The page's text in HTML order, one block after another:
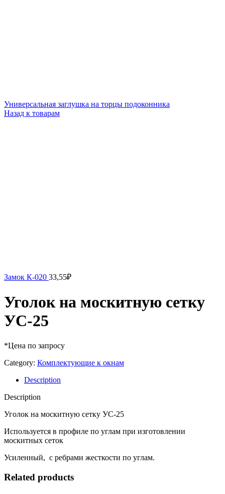
Универсальная заглушка на торцы подоконника
Назад к товарам
Замок К-020 33,55₽
Уголок на москитную сетку
УС-25
*Цена по запросу
Category: Комплектующие к окнам
Description
Description
Уголок на москитную сетку УС-25
Используется в профиле по углам при изготовлении
москитных сеток
Усиленный, с ребрами жесткости по углам.
Related products